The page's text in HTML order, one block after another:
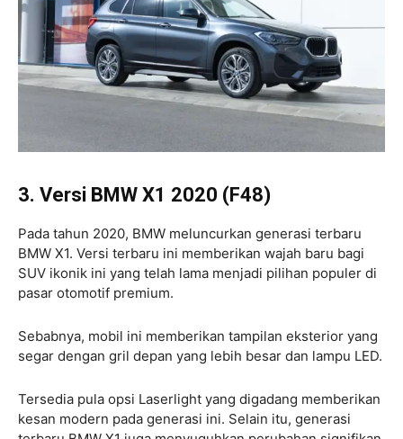
3. Versi BMW X1 2020 (F48)
Pada tahun 2020, BMW meluncurkan generasi terbaru
BMW X1. Versi terbaru ini memberikan wajah baru bagi
SUV ikonik ini yang telah lama menjadi pilihan populer di
pasar otomotif premium.
Sebabnya, mobil ini memberikan tampilan eksterior yang
segar dengan gril depan yang lebih besar dan lampu LED.
Tersedia pula opsi Laserlight yang digadang memberikan
kesan modern pada generasi ini. Selain itu, generasi